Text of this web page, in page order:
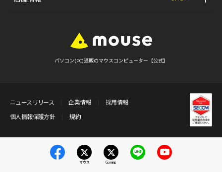
パソコン(PC)通販のマウスコンピューター【公式】
ニュースリリース 企業情報
採用情報
個人情報保護方針
規約
マウス Gaming